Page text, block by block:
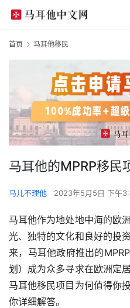
首页 马耳他移民
马耳他的MPRP移民
马儿不理他 2023年5月5日 下午
马耳他作为地处地中海的欧
光、独特的文化和良好的投
来，马耳他政府推出的
划）成为众多寻求在欧洲定
马耳他移民项目为何值得你
你详细解答。